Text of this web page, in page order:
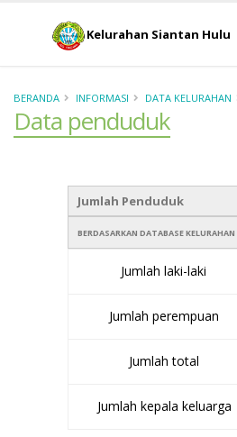
Kelurahan Siantan Hulu
BERANDA INFORMASI DATA KELURAHAN
Data penduduk
Jumlah Penduduk
BERDASARKAN DATABASE
Jumlah laki-laki
Jumlah perempuan
Jumlah total
Jumlah kepala keluarga